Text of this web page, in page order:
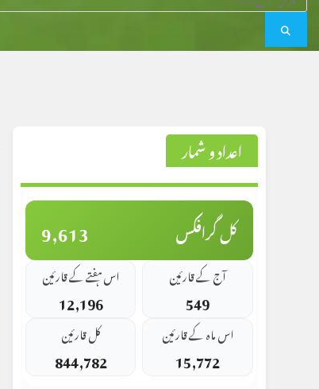
اعداد و شمار
کل گرافکس 9,613
آج کے قارئین
549
اس ہفتے کے قارئین
12,196
اس ماہ کے قارئین
15,772
کل قارئین
844,782